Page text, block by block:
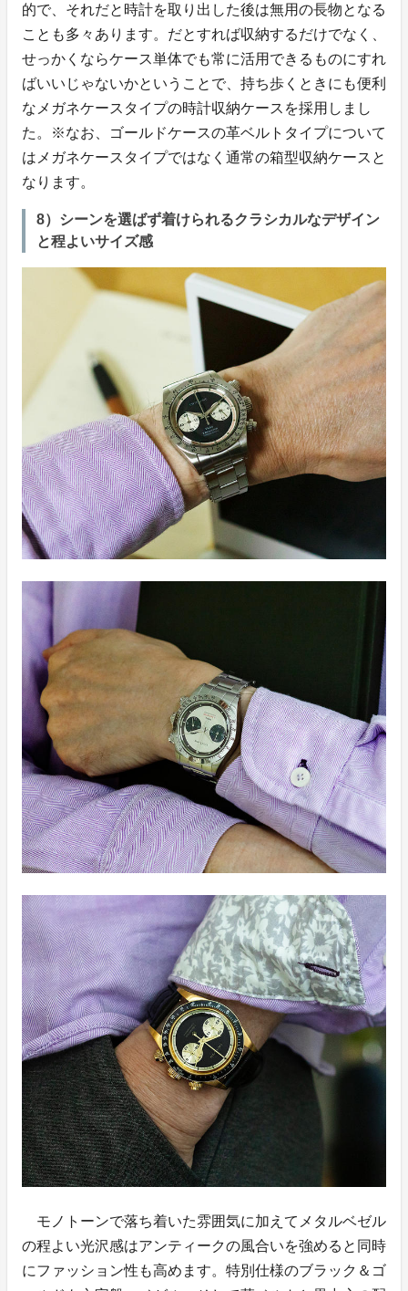
的で、それだと時計を取り出した後は無用の長物となる
ことも多々あります。だとすれば収納するだけでなく、
せっかくならケース単体でも常に活用できるものにすれ
ばいいじゃないかということで、持ち歩くときにも便利
なメガネケースタイプの時計収納ケースを採用しまし
た。※なお、ゴールドケースの革ベルトタイプについて
はメガネケースタイプではなく通常の箱型収納ケースと
なります。
8）シーンを選ばず着けられるクラシカルなデザイン
と程よいサイズ感
モノトーンで落ち着いた雰囲気に加えてメタルベゼル
の程よい光沢感はアンティークの風合いを強めると同時
にファッション性も高めます。特別仕様のブラック＆ゴ